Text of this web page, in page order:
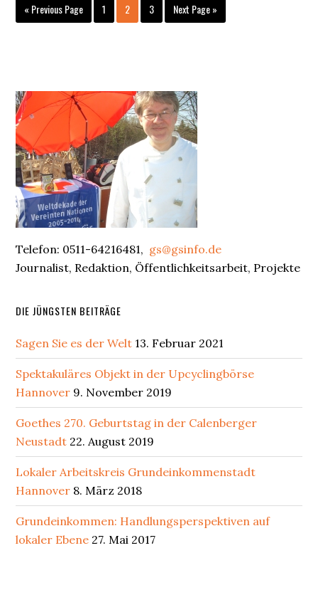
« Go
to
Previous Page
Go
to
1
Go
to
2
Go
to
3
Go
to
Next Page »
Primary
Sidebar
Telefon: 0511-64216481, gs@gsinfo.de
Journalist, Redaktion, Öffentlichkeitsarbeit, Projekte
DIE JÜNGSTEN BEITRÄGE
Sagen Sie es der Welt 13. Februar 2021
Spektakuläres Objekt in der Upcyclingbörse
Hannover 9. November 2019
Goethes 270. Geburtstag in der Calenberger
Neustadt 22. August 2019
Lokaler Arbeitskreis Grundeinkommenstadt
Hannover 8. März 2018
Grundeinkommen: Handlungsperspektiven auf
lokaler Ebene 27. Mai 2017